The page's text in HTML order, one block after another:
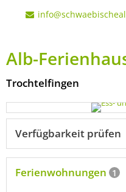
Alb-
Trochtelfingen
Verfügbarkeit prüfen
Ferienwohnungen 1